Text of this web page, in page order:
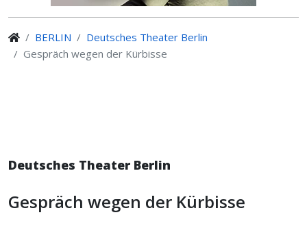
BERLIN
Deutsches Theater Berlin
Gespräch wegen der Kürbisse
Deutsches Theater Berlin
Gespräch wegen der Kürbisse